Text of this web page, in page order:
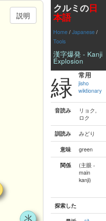
説明
クルミの日
本語
Home/ Japanese/
Tools
漢字爆発 - Kanji
Explosion
緑 常用
jisho
wiktionary
音読み
リョク,
ロク
訓読み みどり
意味 green
関係
(主眼 -
main
kanji)
探索した